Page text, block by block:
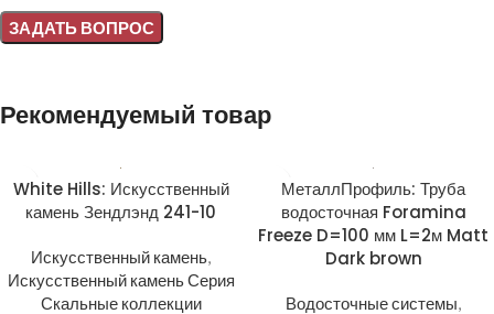
Рекомендуемый товар
White Hills: Искусственный
камень Зендлэнд 241-10
Искусственный камень,
Искусственный камень Серия
Скальные коллекции
МеталлПрофиль: Труба
водосточная Foramina
Freeze D=100 мм L=2м Matt
Dark brown
Водосточные системы,